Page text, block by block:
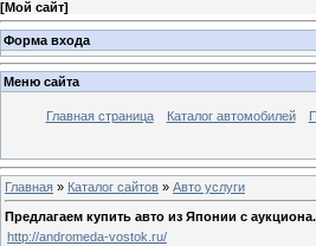
[Мой сайт]
Форма входа
Меню сайта
Главная страница Каталог автомобилей
Главная » Каталог сайтов » Авто услуги
Предлагаем купить авто из Японии с аукциона.
http://andromeda-vostok.ru/